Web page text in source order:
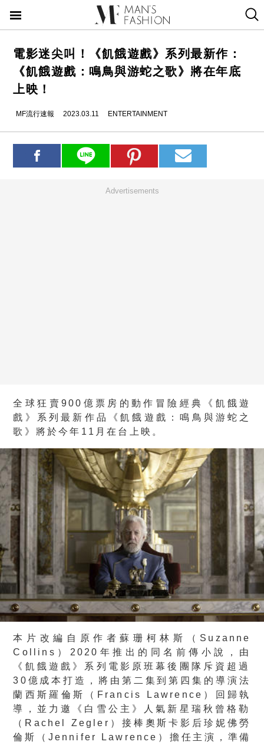
電影迷尖叫！《飢餓遊戲》系列最新作：
《飢餓遊戲：鳴鳥與游蛇之歌》將在年底
上映！
MF流行速報 2023.03.11 ENTERTAINMENT
Advertisements
全球狂賣900億票房的動作冒險經典《飢餓遊
戲》系列最新作品《飢餓遊戲：鳴鳥與游蛇之
歌》將於今年11月在台上映。
本片改編自原作者蘇珊柯林斯（Suzanne
Collins）2020年推出的同名前傳小說，由
《飢餓遊戲》 系列電影原班幕後團隊斥資超過
30億成本打造， 將由第二集到第四集的導演法
蘭西斯羅倫斯（Francis Lawrence）回歸執
導，並力邀《白雪公主》
人氣新星瑞秋曾格勒
（Rachel Zegler）接棒奧斯卡影后珍妮佛勞
倫斯（Jennifer Lawrence）擔任主演，準備